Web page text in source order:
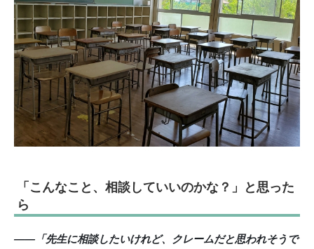
「こんなこと、相談していいのかな？」と思った
ら
――「先生に相談したいけれど、クレームだと思われそうで